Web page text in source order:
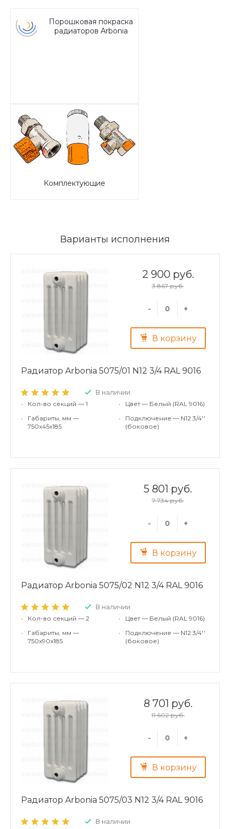
Порошковая покраска
радиаторов Arbonia
Комплектующие
Варианты исполнения
2 900 руб.
3 867 руб.
- +
В корзину
Радиатор Arbonia 5075/01 N12 3/4 RAL 9016
В наличии
•
Кол-во секций — 1
•
Габариты, мм —
750x45x185
•
Цвет — Белый (RAL 9016)
•
Подключение — N12 3/4''
(боковое)
5 801 руб.
7 734 руб.
- +
В корзину
Радиатор Arbonia 5075/02 N12 3/4 RAL 9016
В наличии
•
Кол-во секций — 2
•
Габариты, мм —
750x90x185
•
Цвет — Белый (RAL 9016)
•
Подключение — N12 3/4''
(боковое)
8 701 руб.
11 602 руб.
- +
В корзину
Радиатор Arbonia 5075/03 N12 3/4 RAL 9016
В наличии